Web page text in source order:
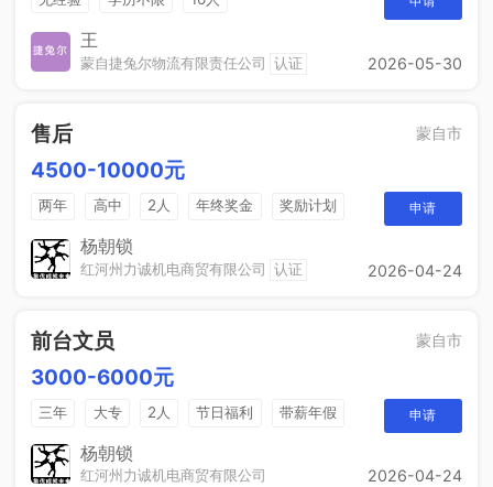
王
蒙自捷兔尔物流有限责任公司 认证 2026-05-30
售后 蒙自市
4500-10000元
两年 高中 2人 年终奖金
奖励计划
法定节假日
申请
杨朝锁
红河州力诚机电商贸有限公司 认证 2026-04-24
前台文员 蒙自市
3000-6000元
三年 大专 2人 节日福利
带薪年假
工作餐
年终奖
申请
杨朝锁
红河州力诚机电商贸有限公司 2026-04-24